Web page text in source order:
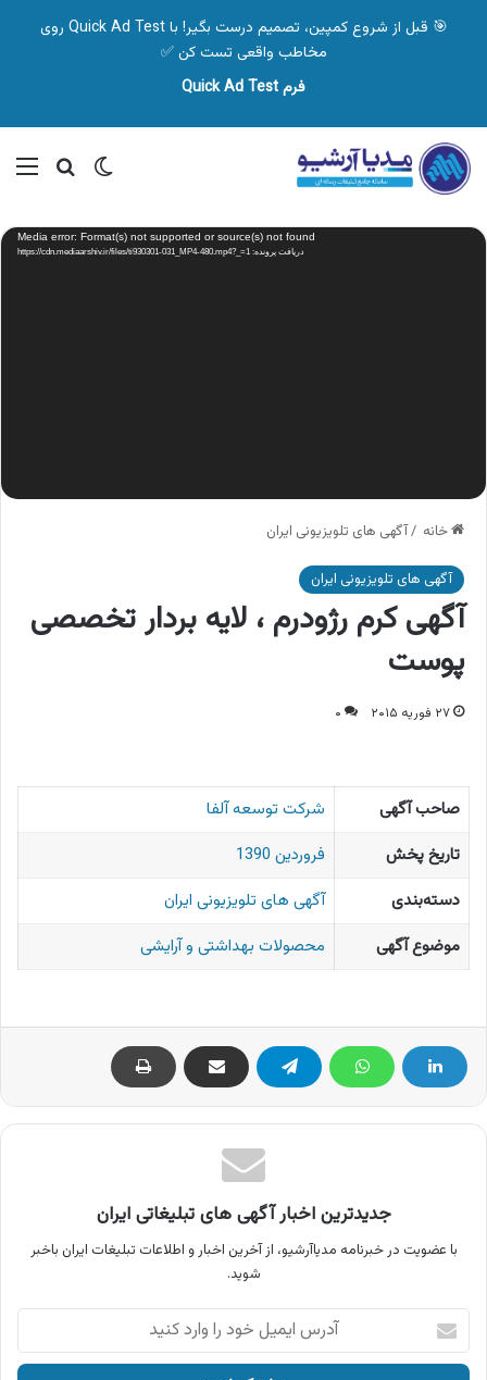
🎯 قبل از شروع کمپین، تصمیم درست بگیر! با Quick Ad Test روی
مخاطب واقعی تست کن ✅
فرم Quick Ad Test
تغییر پوسته
نمایشگر
ویدیو Media error: Format(s) not supported or source(s) not found
دریافت پرونده: https://cdn.mediaarshiv.ir/files/ti930301-031_MP4-480.mp4?_=1
خانه /آگهی های تلویزیونی ایران
آگهی های تلویزیونی ایران
آگهی کرم رژودرم ، لایه بردار تخصصی
پوست
۲۷ فوریه ۲۰۱۵ ۰
صاحب آگهی
شرکت توسعه آلفا
تاریخ پخش
فروردین 1390
دسته‌بندی
آگهی های تلویزیونی ایران
موضوع آگهی
محصولات بهداشتی و آرایشی
جدیدترین اخبار آگهی های تبلیغاتی ایران
با عضویت در خبرنامه مدیاآرشیو، از آخرین اخبار و اطلاعات تبلیغات ایران باخبر
شوید.
آدرس
ایمیل
خود